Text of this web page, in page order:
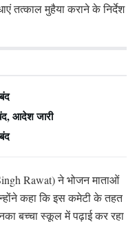
तत्काल मुहैया कराने के निर्देश
आदेश जारी
Rawat) ने भोजन माताओं
कहा कि इस कमेटी के तहत
बच्चा स्कूल में पढ़ाई कर रहा